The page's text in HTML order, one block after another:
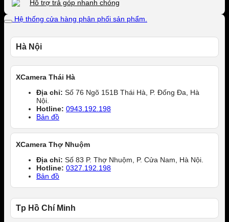
Hỗ trợ trả góp nhanh chóng
Hệ thống cửa hàng phân phối sản phẩm.
Hà Nội
XCamera Thái Hà
Địa chỉ: Số 76 Ngõ 151B Thái Hà, P. Đống Đa, Hà
Nội.
Hotline: 0943.192.198
Bản đồ
XCamera Thợ Nhuộm
Địa chỉ: Số 83 P. Thợ Nhuộm, P. Cửa Nam, Hà Nội.
Hotline: 0327.192.198
Bản đồ
Tp Hồ Chí Minh